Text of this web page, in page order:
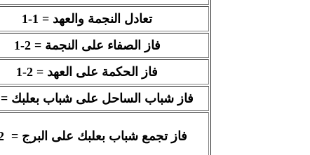
تعادل النجمة والعهد = 1-1
فاز الصفاء على النجمة = 2-1
فاز الحكمة على العهد = 2-1
فاز شباب الساحل على شباب بعلبك = 3-1
فاز تجمع شباب بعلبك على البرج =
2-0